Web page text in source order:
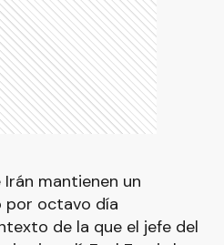
mantienen un
por octavo día
de la que el jefe del